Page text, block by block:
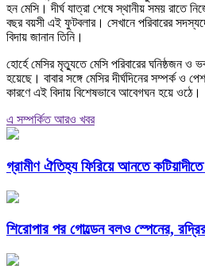
হন মেসি। দীর্ঘ যাত্রা শেষে স্থানীয় সময় রাতে
বছর বয়সী এই ফুটবলার। সেখানে পরিবারের
বিদায় জানান তিনি।
হোর্হে মেসির মৃত্যুতে মেসি পরিবারের ঘনিষ্ঠজন
হয়েছে। বাবার সঙ্গে মেসির দীর্ঘদিনের সম্পর্ক ও
কারণে এই বিদায় বিশেষভাবে আবেগঘন হয়ে ওঠে।
এ সম্পর্কিত আরও খবর
গ্রামীণ ঐতিহ্য ফিরিয়ে আনতে কটিয়াদীতে
শিরোপার পর গোল্ডেন বলও স্পেনের,